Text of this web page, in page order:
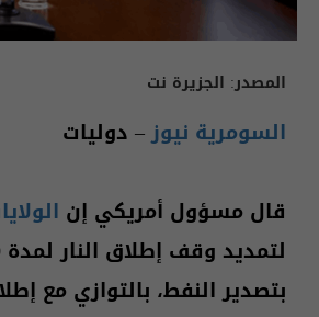
المصدر: الجزيرة نت
السومرية نيوز– دوليات
قال مسؤول أمريكي إن
لتمديد وقف إطلاق النار لمدة 60 يوما، يتضمن إعادة فتح
بتصدير النفط، بالتوازي مع